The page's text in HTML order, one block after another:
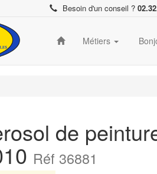
Besoin d'un conseil ?
Métiers
de
Réf 36881